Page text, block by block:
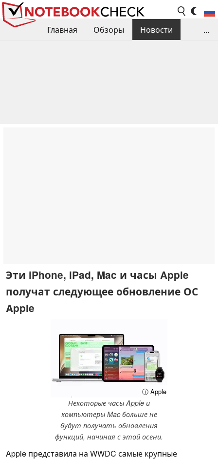
Главная Обзоры
Новости
...
Эти iPhone, iPad, Mac и часы Apple
получат следующее обновление ОС
Apple
ⓘ Apple
Некоторые часы Apple и
компьютеры Mac больше не
будут получать обновления
функций, начиная с этой осени.
Apple представила на WWDC самые крупные